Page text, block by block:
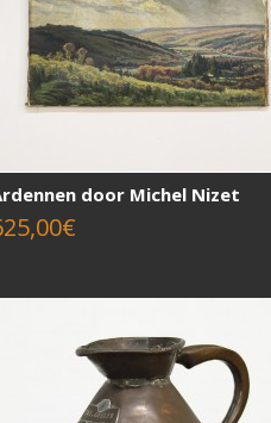
door Michel Nizet